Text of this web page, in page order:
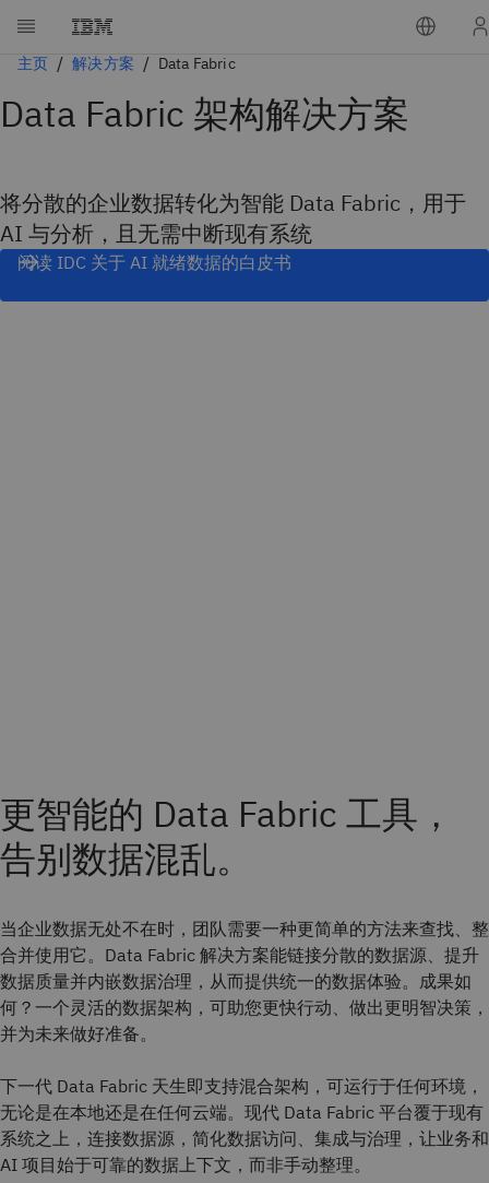
主页 解决方案 Data Fabric
Data Fabric 架构解决方案
将分散的企业数据转化为智能 Data Fabric，用于
AI 与分析，且无需中断现有系统
阅读 IDC 关于 AI 就绪数据的白皮书
更智能的 Data Fabric 工具，
告别数据混乱。
当企业数据无处不在时，团队需要一种更简单的方法来查找、整
合并使用它。Data Fabric 解决方案能链接分散的数据源、提升
数据质量并内嵌数据治理，从而提供统一的数据体验。成果如
何？一个灵活的数据架构，可助您更快行动、做出更明智决策，
并为未来做好准备。
下一代 Data Fabric 天生即支持混合架构，可运行于任何环境，
无论是在本地还是在任何云端。现代 Data Fabric 平台覆于现有
系统之上，连接数据源，简化数据访问、集成与治理，让业务和
AI 项目始于可靠的数据上下文，而非手动整理。